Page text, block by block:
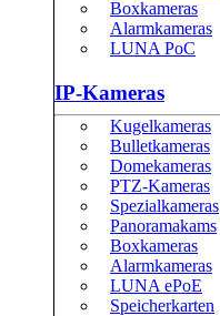
Boxkameras
Alarmkameras
LUNA PoC
IP-Kameras
Kugelkameras
Bulletkameras
Domekameras
PTZ-Kameras
Spezialkameras
Panoramakams
Boxkameras
Alarmkameras
LUNA ePoE
Speicherkarten